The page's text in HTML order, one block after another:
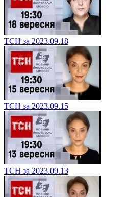
ТСН за 2023.09.18
ТСН за 2023.09.15
ТСН за 2023.09.13